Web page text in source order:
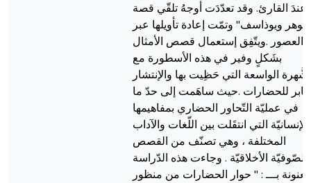
عندَ القارئ. وقد تعدّدَت أوجهُ تلقّي قصة
ويوذاسف" وتمّت إعادة تأويلها عبر
العصور .ويتّفِق إستعمال قصص الأمثال
بشَكلٍ وفير في هذه الأسطورة مع
الواسعة التي حَظِيت بها والإنتشار
للحضارات .حيث ساهَمت إلى حدّ ما
في عمليّة التّحاور الحضاري بمفاهيمها
الإنسانيّة التي انتقَلت بين اللّغات والآداب
المختلفة ، وهي تصنّف من القصص
الصّوفيّة الأخلاقيّة . وجاءت هذه الدّراسة
معنونة بـــ : " حوار الحضارات من منظور